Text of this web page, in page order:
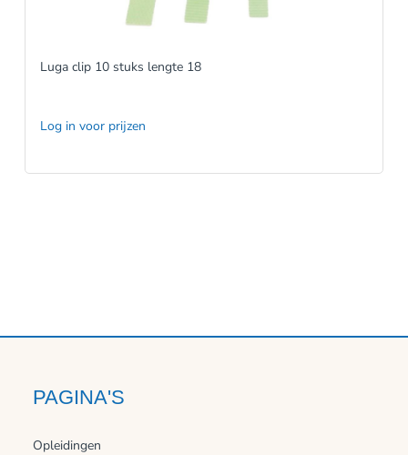
Luga clip 10 stuks lengte 18
Log in voor prijzen
PAGINA'S
Opleidingen